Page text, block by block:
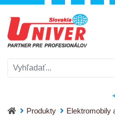
Produkty Elektromobily
Kliešte s úzkymi čeľusťami